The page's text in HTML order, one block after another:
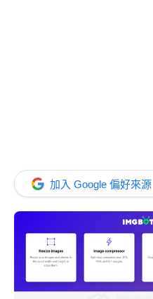
加入 Google 偏好來源